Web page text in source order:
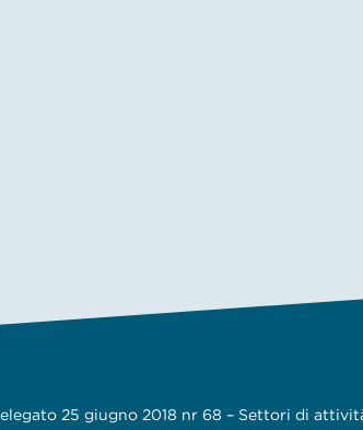
25 giugno 2018 nr 68 – Settori di